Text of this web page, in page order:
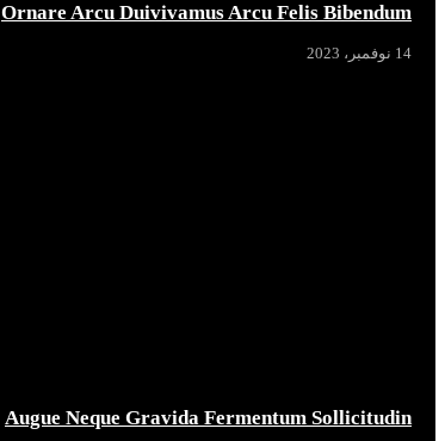
Ornare Arcu Duivivamus Arcu Felis Bibendum
14 نوفمبر، 2023
Augue Neque Gravida Fermentum Sollicitudin